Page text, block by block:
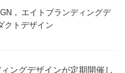
,
エイトブランディングデ
クトデザイン
ングデザインが定期開催し